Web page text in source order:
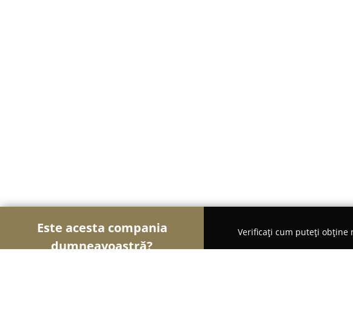
Este acesta compania
dumneavoastră?
Verificați cum puteți obține